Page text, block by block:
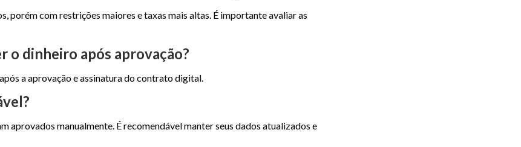
porém com restrições maiores e taxas mais altas. É importante avaliar as
o dinheiro após aprovação?
a aprovação e assinatura do contrato digital.
aprovados manualmente. É recomendável manter seus dados atualizados e